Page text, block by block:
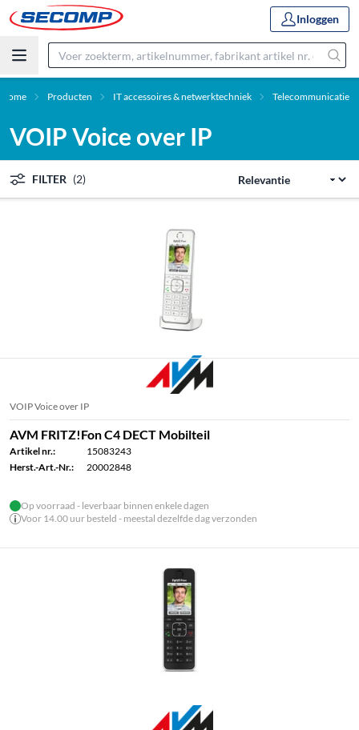
Inloggen
Home Producten IT accessoires & netwerktechniek Telecommunicatie
VOIP Voice over IP
FILTER (2)
VOIP Voice over IP
AVM FRITZ!Fon C4 DECT Mobilteil
Artikel nr.:
15083243
Herst.-Art.-Nr.:
20002848
Op voorraad - leverbaar binnen enkele dagen
Voor 14.00 uur besteld - meestal dezelfde dag verzonden